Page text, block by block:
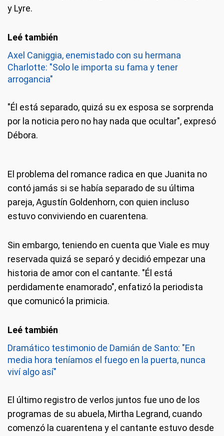
y Lyre.
Axel Caniggia, enemistado con su hermana
Charlotte: "Solo le importa su fama y tener
arrogancia"
"Él está separado, quizá su ex esposa se sorprenda
por la noticia pero no hay nada que ocultar", expresó
Débora.
El problema del romance radica en que Juanita no
contó jamás si se había separado de su última
pareja, Agustín Goldenhorn, con quien incluso
estuvo conviviendo en cuarentena.
Sin embargo, teniendo en cuenta que Viale es muy
reservada quizá se separó y decidió empezar una
historia de amor con el cantante. "Él está
perdidamente enamorado", enfatizó la periodista
que comunicó la primicia.
Dramático testimonio de Damián de Santo: "En
media hora teníamos el fuego en la puerta, nunca
viví algo así"
El último registro de verlos juntos fue uno de los
programas de su abuela, Mirtha Legrand, cuando
comenzó la cuarentena y el cantante estuvo desde